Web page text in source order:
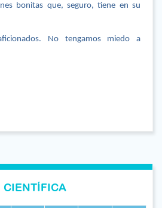
bonitas que, seguro, tiene en su
No tengamos miedo a
CIENTÍFICA